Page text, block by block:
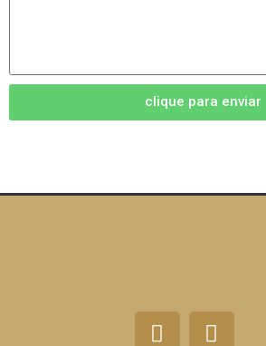
clique para enviar